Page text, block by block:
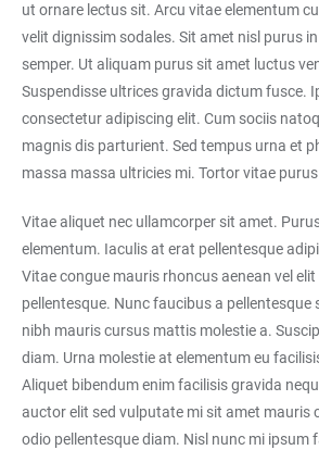
ut ornare lectus sit. Arcu vitae elementum
velit dignissim sodales. Sit amet nisl purus
semper. Ut aliquam purus sit amet luctus
Suspendisse ultrices gravida dictum fusce.
consectetur adipiscing elit. Cum sociis
magnis dis parturient. Sed tempus urna et
massa massa ultricies mi. Tortor vitae
Vitae aliquet nec ullamcorper sit amet.
elementum. Iaculis at erat pellentesque
Vitae congue mauris rhoncus aenean vel
pellentesque. Nunc faucibus a pellentesque
nibh mauris cursus mattis molestie a.
diam. Urna molestie at elementum eu
Aliquet bibendum enim facilisis gravida
auctor elit sed vulputate mi sit amet mauris
odio pellentesque diam. Nisl nunc mi ipsum